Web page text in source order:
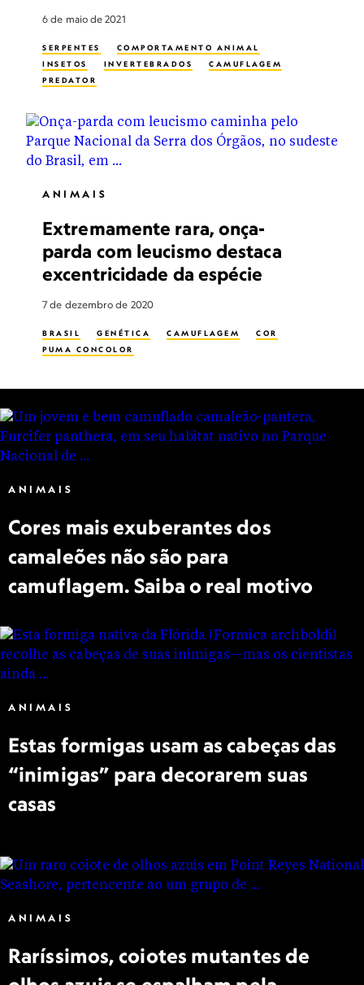
6 de maio de 2021
SERPENTES
COMPORTAMENTO ANIMAL
INSETOS
INVERTEBRADOS
CAMUFLAGEM
PREDATOR
ANIMAIS
Extremamente rara, onça-
parda com leucismo destaca
excentricidade da espécie
7 de dezembro de 2020
BRASIL GENÉTICA CAMUFLAGEM
COR
PUMA CONCOLOR
ANIMAIS
Cores mais exuberantes dos
camaleões não são para
camuflagem. Saiba o real motivo
ANIMAIS
Estas formigas usam as cabeças das
“inimigas” para decorarem suas
casas
ANIMAIS
Raríssimos, coiotes mutantes de